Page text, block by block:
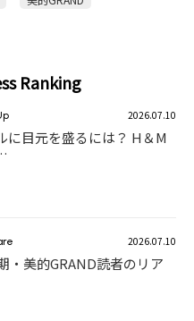
Ranking
2026.07.10
に目元を盛るには？ H＆M
2026.07.10
・美的GRAND読者のリア